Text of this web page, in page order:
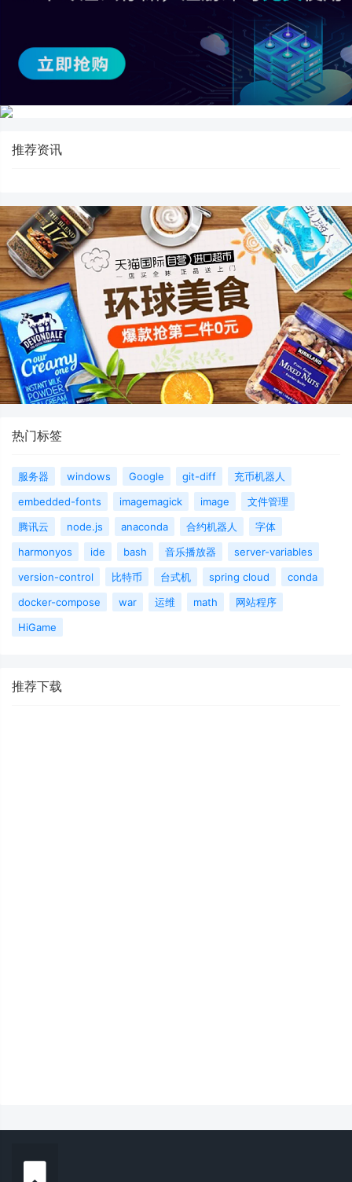
推荐资讯
热门标签
服务器 windows Google git-diff
充币机器人
embedded-fonts
imagemagick image
文件管理
腾讯云
node.js anaconda 合约机器人
字体
harmonyos
ide bash 音乐播放器
server-variables
version-control
比特币 台式机 spring cloud
conda
docker-compose
war 运维 math
网站程序
HiGame
推荐下载